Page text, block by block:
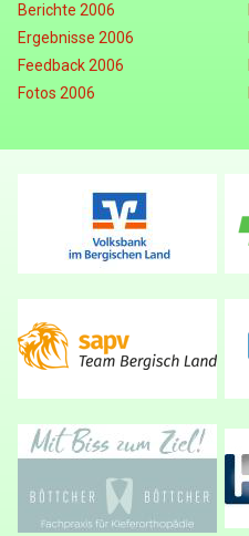
Berichte 2006
Ergebnisse 2006
Feedback 2006
Fotos 2006